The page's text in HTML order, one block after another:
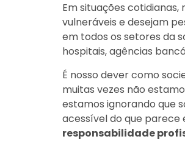
Em situações
vulneráveis e desejam
em todos os setores da
hospitais, agências
É nosso dever como
muitas vezes não
estamos ignorando que
acessível do que parece
responsabilidade